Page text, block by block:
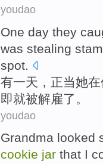
youdao
One day they
was stealing
spot
有一天 ，正当她在
即就被解雇了 。
youdao
Grandma looked
cookie jar that I